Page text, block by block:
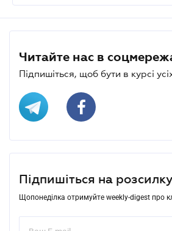
Читайте нас в
Підпишіться, щоб бути в курсі
Підпишіться на розсилку
Щопонеділка отримуйте weekly-digest про